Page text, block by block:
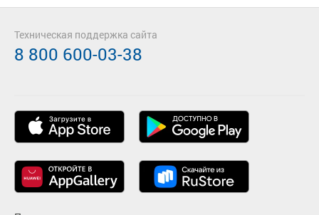
Техническая поддержка сайта
8 800 600-03-38